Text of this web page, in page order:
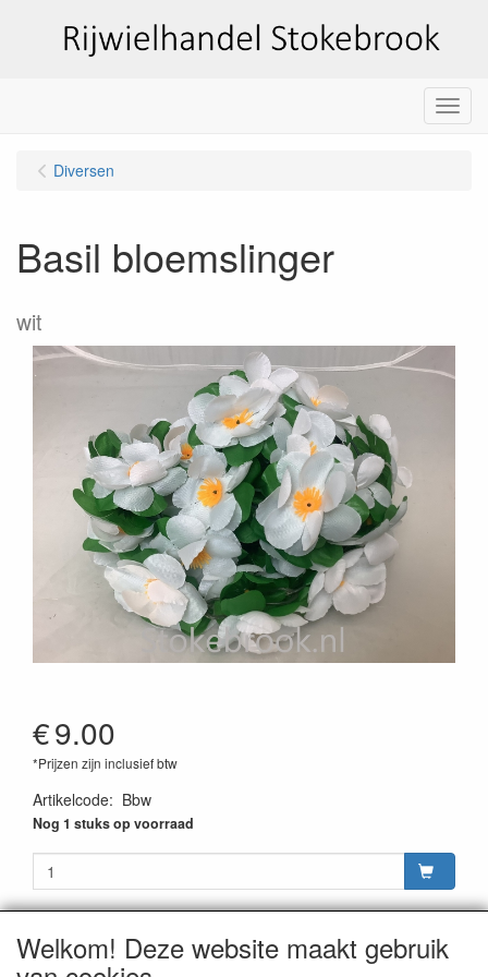
Menu
Diversen
Basil bloemslinger
wit
€9.00
*Prijzen zijn inclusief btw
Artikelcode: Bbw
Nog 1 stuks op voorraad
Welkom! Deze website maakt gebruik